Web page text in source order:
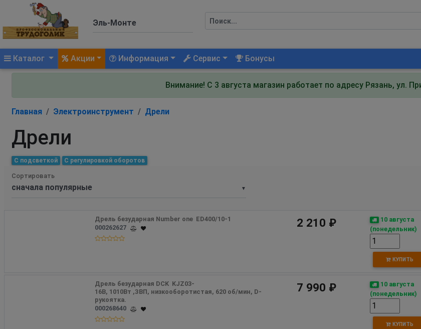
Каталог (current)Акции Информация Сервис Бонусы
Внимание! С 3 августа магазин работает по адресу Рязань, ул.
Главная Электроинструмент Дрели
Дрели
С подсветкой С регулировкой оборотов
▼
Сортировать
Дрель безударная Number one  ED400/10-1
000262627
2 210 ₽
10 августа
(понедельник)
КУПИТЬ
Дрель безударная DCK  KJZ03-
16B, 1010Вт ,ЗВП, низкооборотистая, 620 об/мин, D-
рукоятка.
000268640
7 990 ₽
10 августа
(понедельник)
КУПИТЬ